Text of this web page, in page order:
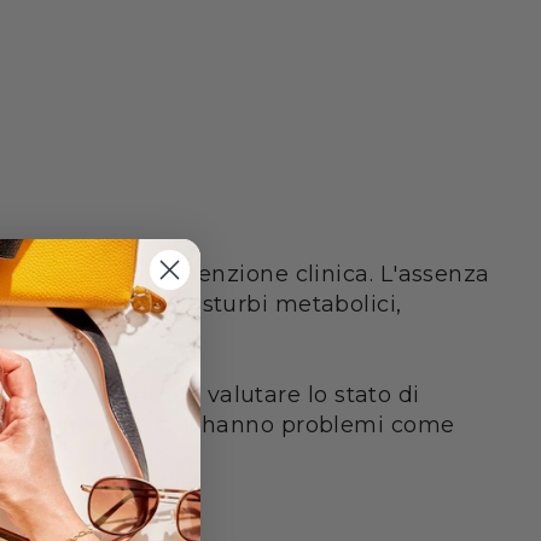
seguito con attenzione clinica. L'assenza
vertigini e disturbi metabolici,
È essenziale valutare lo stato di
farmaci o si hanno problemi come